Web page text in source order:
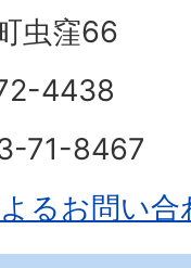
虫窪66
4438
71-8467
るお問い合